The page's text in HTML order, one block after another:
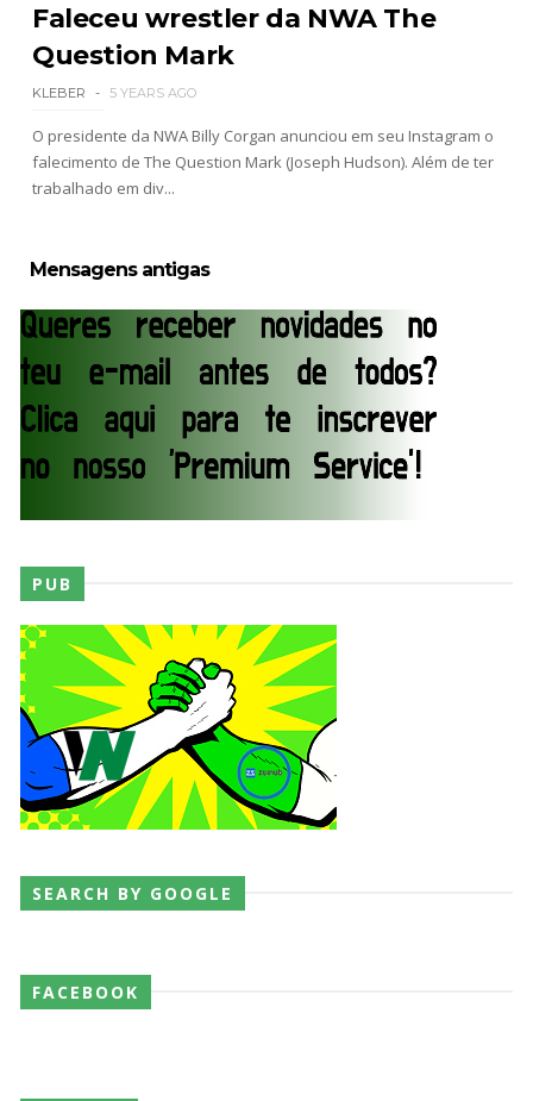
WWE SummerSlam 2026 - Saturday
TNA iMPACT Wrestling 30 July 2026
Unknown- Jul 31 2026
AEW Dynamite 29JUL26
Unknown Jul 29 2026
Throwback: The Rock vs Brock Lesnar:
SummerSlam 2002 - Undisputed WWE
Championship Match
SCSA867-Jul 28 2026
WWE Monday Night Raw 27 July 2026
Unknown-Jul 28 2026
AEW Redemption 2026
Faleceu wrestler da NWA The
Question Mark
KLEBER 5 YEARS AGO
O presidente da NWA Billy Corgan anunciou em seu Instagram o
falecimento de The Question Mark (Joseph Hudson). Além de ter
trabalhado em div...
Mensagens antigas
PUB
SEARCH BY GOOGLE
FACEBOOK